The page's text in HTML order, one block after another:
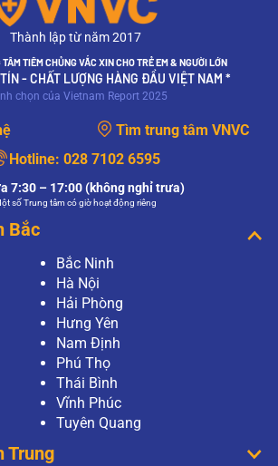
Thành lập từ năm 2017
TIÊM CHỦNG VẮC XIN CHO TRẺ EM & NGƯỜI LỚN
- CHẤT LƯỢNG HÀNG ĐẦU VIỆT NAM *
chọn của Vietnam Report 2025
Tìm trung tâm VNVC
Hotline: 028 7102 6595
7:30 – 17:00 (không nghỉ trưa)
số Trung tâm có giờ hoạt động riêng
Bắc
Bắc Ninh
Hà Nội
Hải Phòng
Hưng Yên
Nam Định
Phú Thọ
Thái Bình
Vĩnh Phúc
Tuyên Quang
Trung